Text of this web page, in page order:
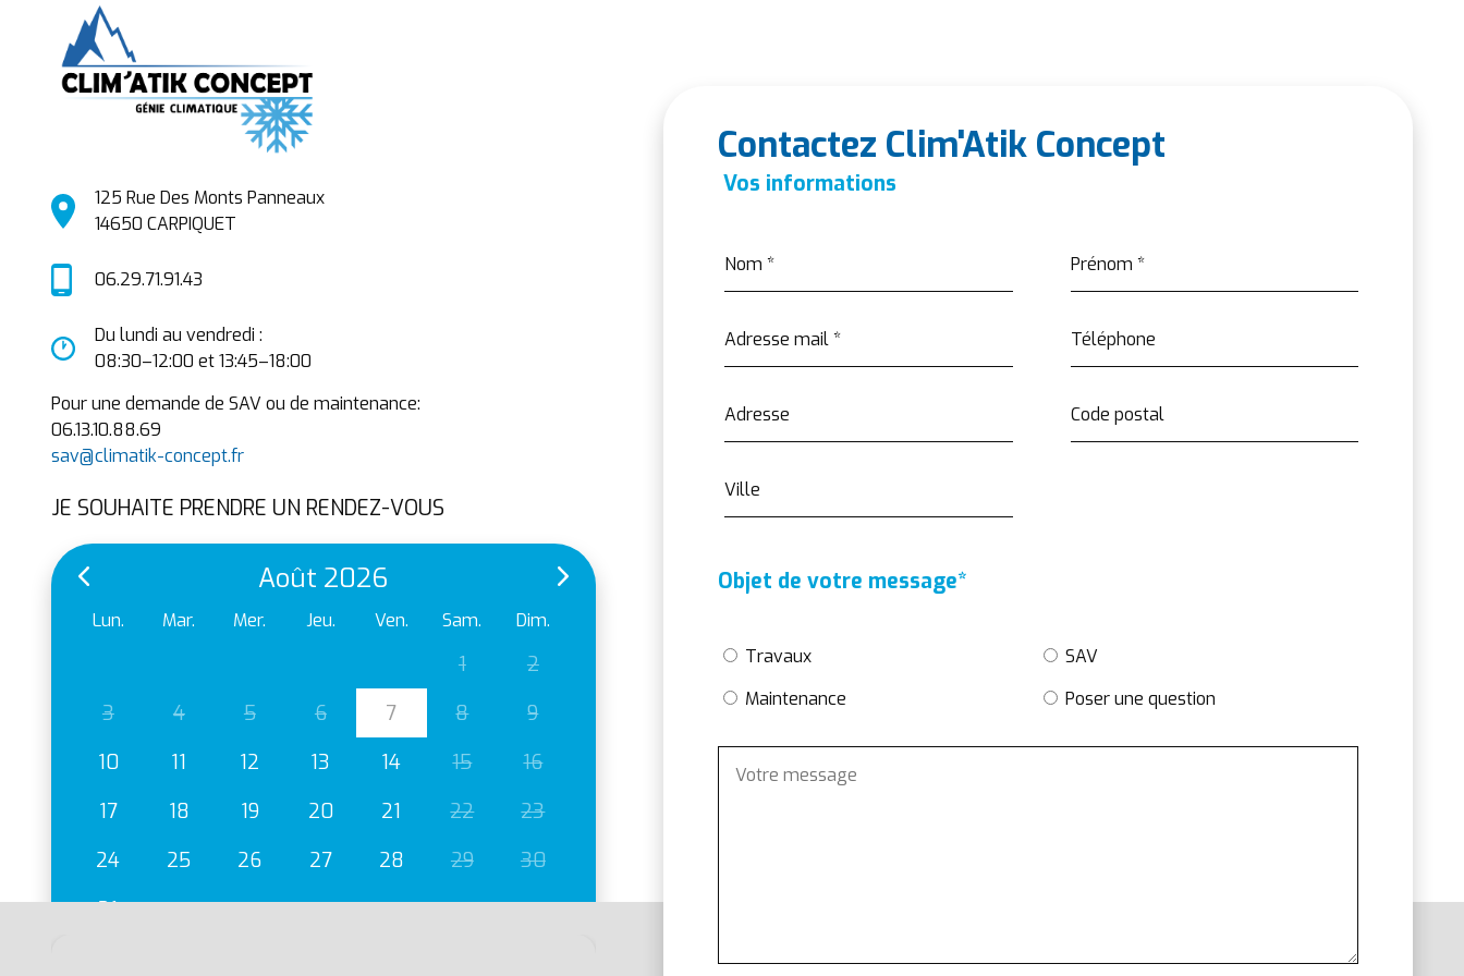
125 Rue Des Monts Panneaux
14650 CARPIQUET
06.29.71.91.43
Du lundi au vendredi :
08:30–12:00 et 13:45–18:00
Pour une demande de SAV ou de maintenance:
06.13.10.88.69
sav@climatik-concept.fr
JE SOUHAITE PRENDRE UN RENDEZ-VOUS
Août 2026
Lun. Mar. Mer. Jeu. Ven. Sam. Dim.
1
2
3
4 5 6 7 8
9
10
11 12 13 14 15
16
17
18 19 20 21 22
23
24
25 26 27 28 29
30
31
Contactez Clim'Atik Concept
Vos informations
Nom * Prénom *
Adresse mail* Téléphone
Adresse Code postal
Ville
Objet de votre message*
Travaux
SAV
Maintenance
Poser une question